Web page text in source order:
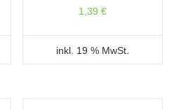
1,39€
inkl. 19 % MwSt.